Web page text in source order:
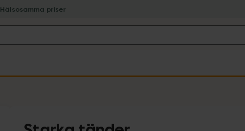
Hälsosamma priser